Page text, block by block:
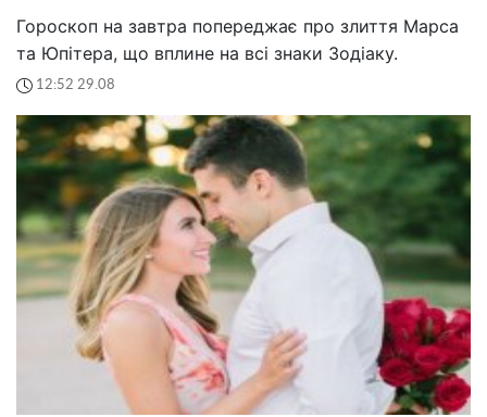
Гороскоп на завтра попереджає про злиття Марса
та Юпітера, що вплине на всі знаки Зодіаку.
12:52 29.08